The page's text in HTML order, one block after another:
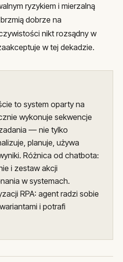
ryzykiem i mierzalną
dobrze na
nikt rozsądny w
w tej dekadzie.
to system oparty na
wykonuje sekwencje
— nie tylko
planuje, używa
Różnica od chatbota:
i zestaw akcji
w systemach.
RPA: agent radzi sobie
i potrafi